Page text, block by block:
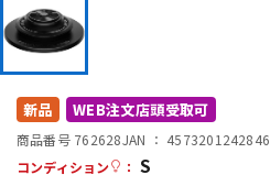
配信/ライブ機器
新品 WEB注文店頭受取可
商品番号 762628JAN ： 4573201242846
コンディション
： S